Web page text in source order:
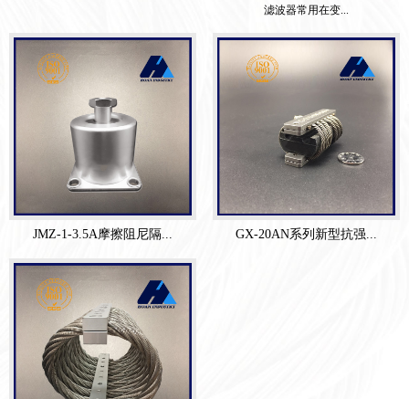
滤波器常用在变...
JMZ-1-3.5A摩擦阻尼隔... GX-20AN系列新型抗强...